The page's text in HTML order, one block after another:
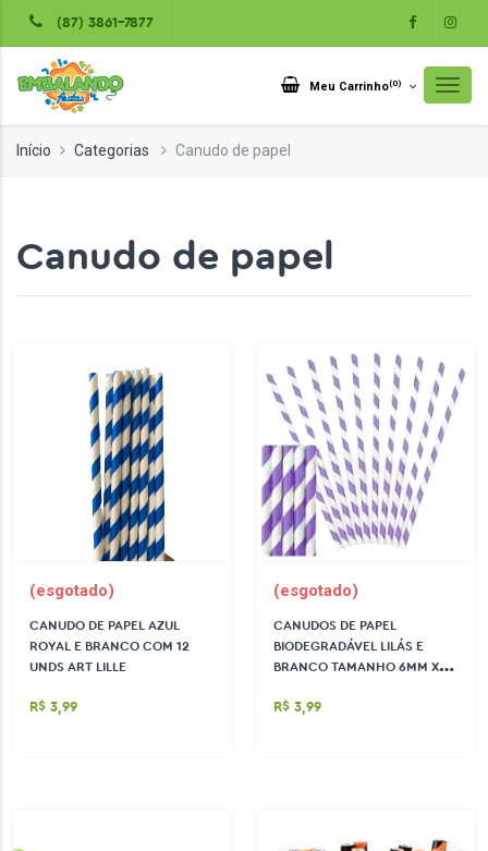
(87) 3861-7877
Meu Carrinho(0)
Início Categorias Canudo de papel
Canudo de papel
(esgotado)
CANUDO DE PAPEL AZUL
ROYAL E BRANCO COM 12
UNDS ART LILLE
R$ 3,99
(esgotado)
CANUDOS DE PAPEL
BIODEGRADÁVEL LILÁS E
BRANCO TAMANHO 6MM X
R$ 3,99